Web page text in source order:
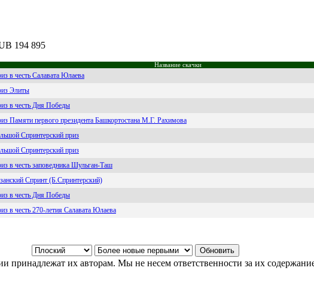
194 895
Название скачки
в честь Салавата Юлаева
Элиты
в честь Дня Победы
Памяти первого президента Башкортостана М.Г. Рахимова
Спринтерский приз
Спринтерский приз
в честь заповедника Шульган-Таш
Спринт (Б.Спринтерский)
в честь Дня Победы
в честь 270-летия Салавата Юлаева
принадлежат их авторам. Мы не несем ответственности за их